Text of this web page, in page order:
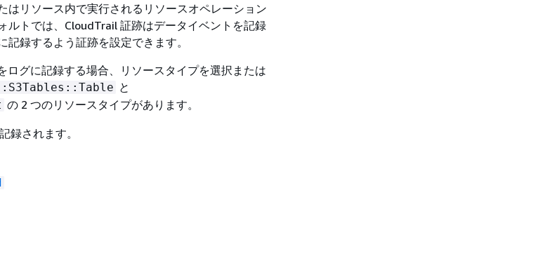
はリソース内で実行されるリソースオペレーション
ルトでは、CloudTrail 証跡はデータイベントを記録
録するよう証跡を設定できます。
ログに記録する場合、リソースタイプを選択または
と
の 2 つのリソースタイプがあります。
録されます。